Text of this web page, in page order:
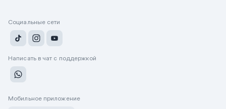
Социальные сети
Написать в чат с поддержкой
Мобильное приложение